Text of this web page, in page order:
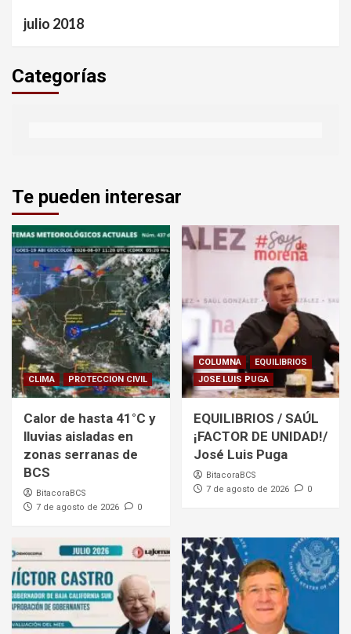
julio 2018
Categorías
Te pueden interesar
CLIMA PROTECCION CIVIL
Calor de hasta 41°C y
lluvias aisladas en
zonas serranas de
BCS
BitacoraBCS
7 de agosto de 2026
0
COLUMNA
EQUILIBRIOS
JOSE LUIS PUGA
EQUILIBRIOS / SAÚL
¡FACTOR DE UNIDAD!/
José Luis Puga
BitacoraBCS
7 de agosto de 2026
0